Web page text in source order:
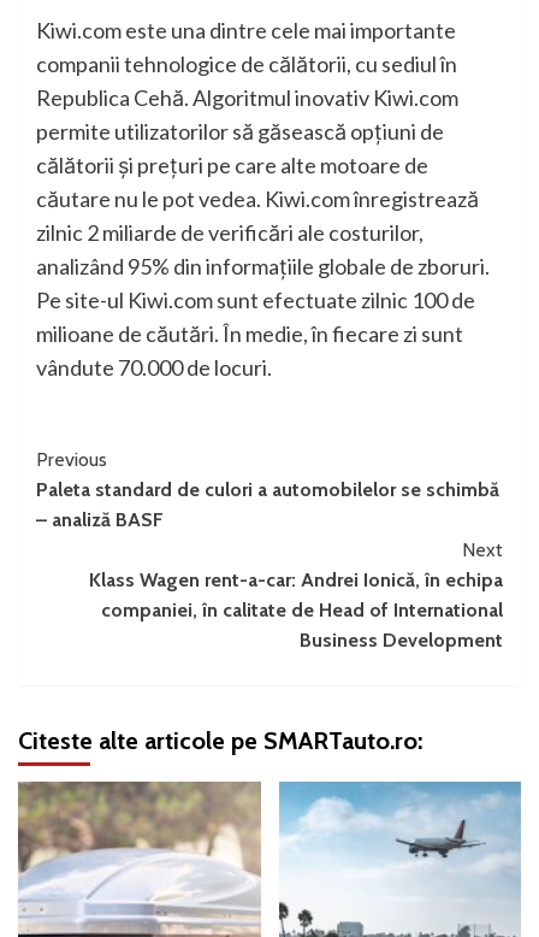
Kiwi.com este una dintre cele mai importante
companii tehnologice de călătorii, cu sediul în
Republica Cehă. Algoritmul inovativ Kiwi.com
permite utilizatorilor să găsească opțiuni de
călătorii și prețuri pe care alte motoare de
căutare nu le pot vedea. Kiwi.com înregistrează
zilnic 2 miliarde de verificări ale costurilor,
analizând 95% din informațiile globale de zboruri.
Pe site-ul Kiwi.com sunt efectuate zilnic 100 de
milioane de căutări. În medie, în fiecare zi sunt
vândute 70.000 de locuri.
Continue
Reading
Previous
Paleta standard de culori a automobilelor se schimbă
– analiză BASF
Next
Klass Wagen rent-a-car: Andrei Ionică, în echipa
companiei, în calitate de Head of International
Business Development
Citeste alte articole pe SMARTauto.ro: